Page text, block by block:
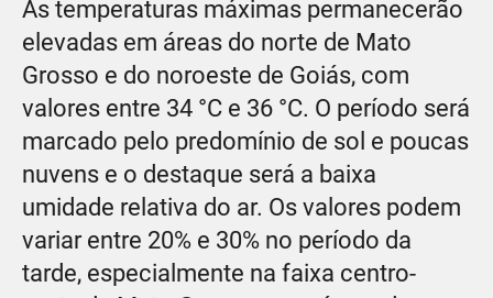
As temperaturas máximas permanecerão
elevadas em áreas do norte de Mato
Grosso e do noroeste de Goiás, com
valores entre 34 °C e 36 °C. O período será
marcado pelo predomínio de sol e poucas
nuvens e o destaque será a baixa
umidade relativa do ar. Os valores podem
variar entre 20% e 30% no período da
tarde, especialmente na faixa centro-